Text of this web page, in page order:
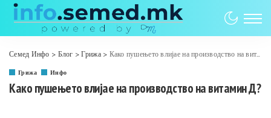
Семед Инфо > Блог >Грижа> Како пушењето влијае на производство на витамин Д?
Грижа Инфо
Како пушењето влијае на производство на витамин Д?